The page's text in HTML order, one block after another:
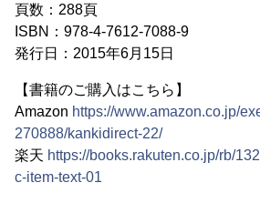
頁数：288頁
ISBN：978-4-7612-7088-9
発行日：2015年6月15日
【書籍のご購入はこちら】
Amazon https://www.amazon.co.jp/
270888/kankidirect-22/
楽天 https://books.rakuten.co.jp/rb/
c-item-text-01